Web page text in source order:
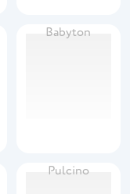
Babyton
Pulcino